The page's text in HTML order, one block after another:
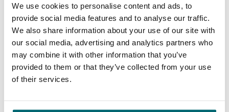
We use cookies to personalise content and ads, to
provide social media features and to analyse our traffic.
We also share information about your use of our site with
our social media, advertising and analytics partners who
may combine it with other information that you’ve
provided to them or that they’ve collected from your use
of their services.